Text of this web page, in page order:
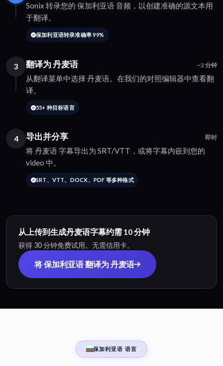
Sonix 转录您的 保加利亚语 音频，以创建准确的源文本用
于翻译。
保加利亚语转录准确率 99%
3 翻译为 丹麦语 ~2 分钟
从翻译菜单中选择 丹麦语。在我们的对照编辑器中查看翻
译。
55+ 种目标语言
4 导出并分享 即时
将 丹麦语 字幕导出为 SRT/VTT，或将字幕内嵌到您的
video 中。
SRT、VTT、DOCX、PDF 等多种格式
从上传到生成丹麦语字幕约需 10 分钟
获得 30 分钟免费试用。无需信用卡。
将 保加利亚语 翻译为 丹麦语
保加利亚语 语言